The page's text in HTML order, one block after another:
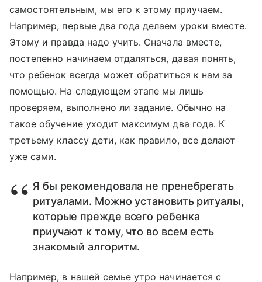
самостоятельным, мы его к этому приучаем.
Например, первые два года делаем уроки вместе.
Этому и правда надо учить. Сначала вместе,
постепенно начинаем отдаляться, давая понять,
что ребенок всегда может обратиться к нам за
помощью. На следующем этапе мы лишь
проверяем, выполнено ли задание. Обычно на
такое обучение уходит максимум два года. К
третьему классу дети, как правило, все делают
уже сами.
Я бы рекомендовала не пренебрегать
ритуалами. Можно установить ритуалы,
которые прежде всего ребенка
приучают к тому, что во всем есть
знакомый алгоритм.
Например, в нашей семье утро начинается с